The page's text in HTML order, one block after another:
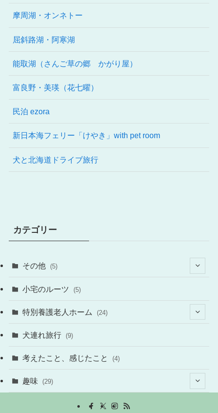
摩周湖・オンネトー
屈斜路湖・阿寒湖
能取湖（さんご草の郷 かがり屋）
富良野・美瑛（花七曜）
民泊 ezora
新日本海フェリー「けやき」with pet room
犬と北海道ドライブ旅行
カテゴリー
その他 (5)
(4)
小宅のルーツ (5)
特別養護老人ホーム (24)
(12)
(14)
犬連れ旅行 (9)
考えたこと、感じたこと (4)
趣味 (29)